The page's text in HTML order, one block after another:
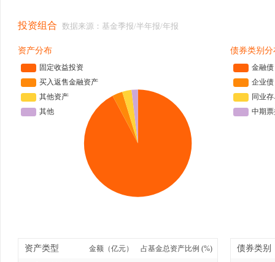
投资组合 数据来源：基金季报/半年报/年报
资产分布
资产类型 金额（亿元） 占基金总资产比例 (%)
债券类别分
债券类别